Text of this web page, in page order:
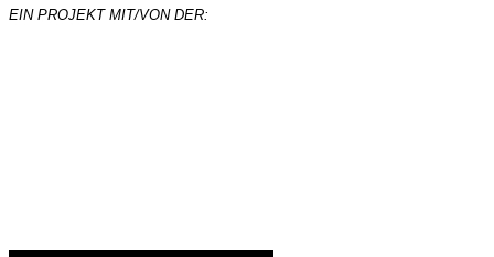
EIN PROJEKT MIT/VON DER:
Heruntergekommen, vollkommen baufällig, unter Denkmalschutz